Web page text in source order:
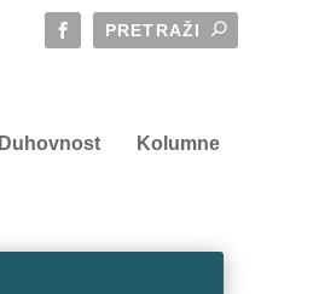
Duhovnost Kolumne